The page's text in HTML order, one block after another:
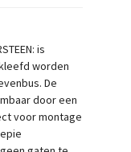
is
worden
De
door een
voor montage